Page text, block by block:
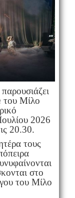
του Μίλο
2026
20.30.
τους
στο
του Μίλο